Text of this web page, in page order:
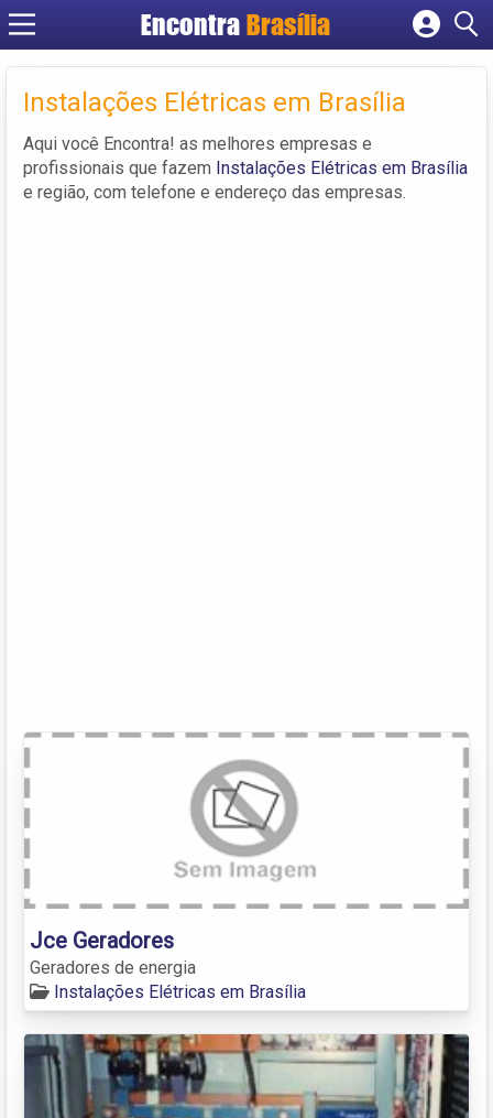
EncontraBrasília
Cadastrar empresa
Criar conta
Instalações Elétricas em Brasília
Aqui você Encontra! as melhores empresas e
profissionais que fazem Instalações Elétricas em Brasília
e região, com telefone e endereço das empresas.
Jce Geradores
Geradores de energia
Instalações Elétricas em Brasília